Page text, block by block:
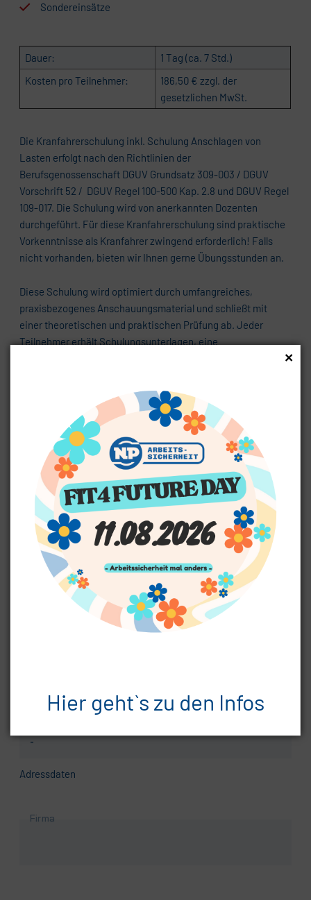
Sondereinsätze
Dauer:
1 Tag (ca. 7 Std.)
Kosten pro Teilnehmer:
186,50 € zzgl. der
gesetzlichen MwSt.
Die Kranfahrerschulung inkl. Schulung Anschlagen von
Lasten erfolgt nach den Richtlinien der
Berufsgenossenschaft DGUV Grundsatz 309-003 / DGUV
Vorschrift 52 / DGUV Regel 100-500 Kap. 2.8 und DGUV Regel
109-017. Die Schulung wird von anerkannten Dozenten
durchgeführt. Für diese Kranfahrerschulung sind praktische
Vorkenntnisse als Kranfahrer zwingend erforderlich! Falls
nicht vorhanden, bieten wir Ihnen gerne Übungsstunden an.
Diese Schulung wird optimiert durch umfangreiches,
praxisbezogenes Anschauungsmaterial und schließt mit
einer theoretischen und praktischen Prüfung ab. Jeder
Teilnehmer erhält Schulungsunterlagen, eine
Brauchen Sie weitere Informationen? Rufen Sie uns an! Wir
beraten Sie gerne.
Personendaten
Pflichtfeld
Vorname*
Pflichtfeld
Anrede*
Adressdaten
Firma
×
Hier geht`s zu den Infos